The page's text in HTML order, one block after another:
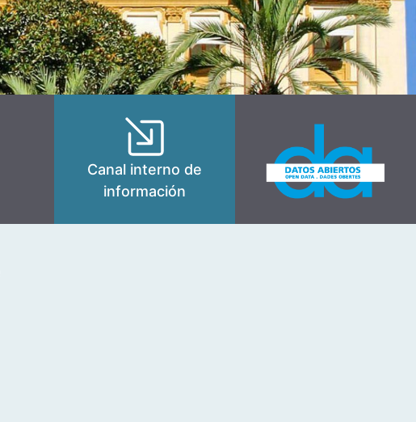
Canal interno de
información